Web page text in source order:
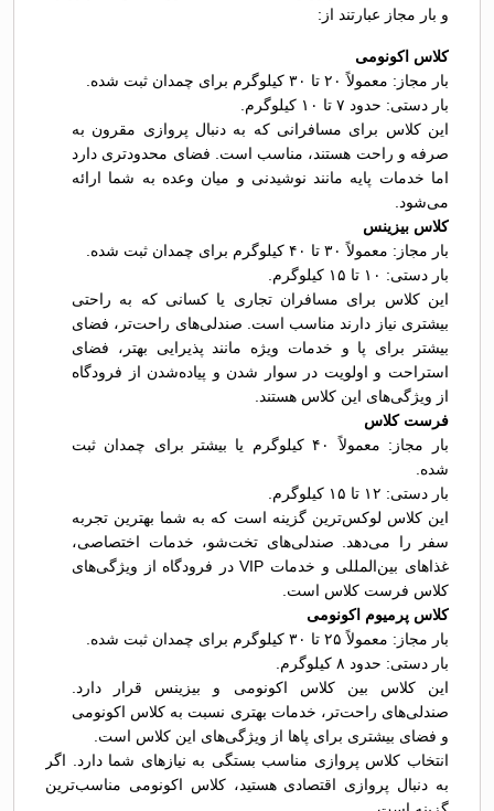
و بار مجاز عبارتند از:
کلاس اکونومی
بار مجاز: معمولاً ۲۰ تا ۳۰ کیلوگرم برای چمدان ثبت شده.
بار دستی: حدود ۷ تا ۱۰ کیلوگرم.
این کلاس برای مسافرانی که به دنبال پروازی مقرون به
صرفه و راحت هستند، مناسب است. فضای محدودتری دارد
اما خدمات پایه مانند نوشیدنی و میان وعده به شما ارائه
می‌شود.
کلاس بیزینس
بار مجاز: معمولاً ۳۰ تا ۴۰ کیلوگرم برای چمدان ثبت شده.
بار دستی: ۱۰ تا ۱۵ کیلوگرم.
این کلاس برای مسافران تجاری یا کسانی که به راحتی
بیشتری نیاز دارند مناسب است. صندلی‌های راحت‌تر، فضای
بیشتر برای پا و خدمات ویژه مانند پذیرایی بهتر، فضای
استراحت و اولویت در سوار شدن و پیاده‌شدن از فرودگاه
از ویژگی‌های این کلاس هستند.
فرست کلاس
بار مجاز: معمولاً ۴۰ کیلوگرم یا بیشتر برای چمدان ثبت
شده.
بار دستی: ۱۲ تا ۱۵ کیلوگرم.
این کلاس لوکس‌ترین گزینه است که به شما بهترین تجربه
سفر را می‌دهد. صندلی‌های تخت‌شو، خدمات اختصاصی،
غذاهای بین‌المللی و خدمات VIP در فرودگاه از ویژگی‌های
کلاس فرست کلاس است.
کلاس پرمیوم اکونومی
بار مجاز: معمولاً ۲۵ تا ۳۰ کیلوگرم برای چمدان ثبت شده.
بار دستی: حدود ۸ کیلوگرم.
این کلاس بین کلاس اکونومی و بیزینس قرار دارد.
صندلی‌های راحت‌تر، خدمات بهتری نسبت به کلاس اکونومی
و فضای بیشتری برای پاها از ویژگی‌های این کلاس است.
انتخاب کلاس پروازی مناسب بستگی به نیازهای شما دارد. اگر
به دنبال پروازی اقتصادی هستید، کلاس اکونومی مناسب‌ترین